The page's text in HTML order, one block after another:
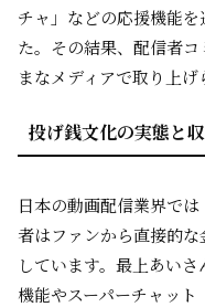
チャ」などの応援機能
た。その結果、配信者
まなメディアで取り上げ
投げ銭文化の実態と
日本の動画配信業界で
者はファンから直接的
しています。最上あい
機能やスーパーチャッ